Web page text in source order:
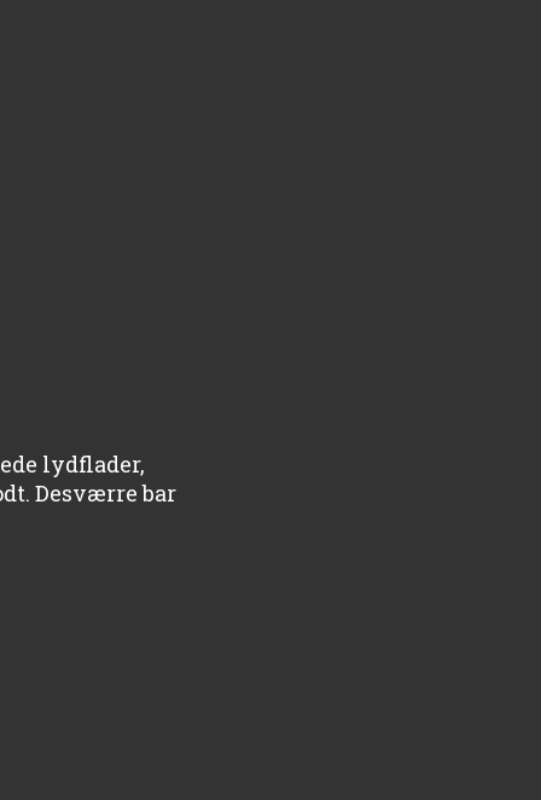
lydflader,
Desværre bar